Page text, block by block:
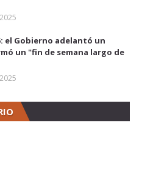
el Gobierno adelantó un
un "fin de semana largo de